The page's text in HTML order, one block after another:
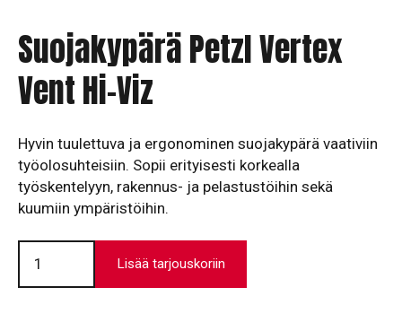
Suojakypärä Petzl Vertex
Vent Hi-Viz
Hyvin tuulettuva ja ergonominen suojakypärä vaativiin
työolosuhteisiin. Sopii erityisesti korkealla
työskentelyyn, rakennus- ja pelastustöihin sekä
kuumiin ympäristöihin.
Suojakypärä
Petzl
Vertex
Vent
Lisää tarjouskoriin